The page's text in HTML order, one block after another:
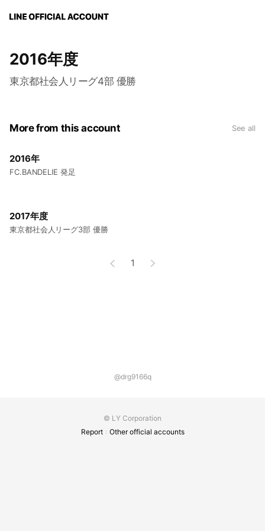
2016年度
東京都社会人リーグ4部 優勝
More from this account See all
2016年
FC.BANDELIE 発足
2017年度
東京都社会人リーグ3部 優勝
1
@drg9166q
© LY Corporation
Report
Other official accounts